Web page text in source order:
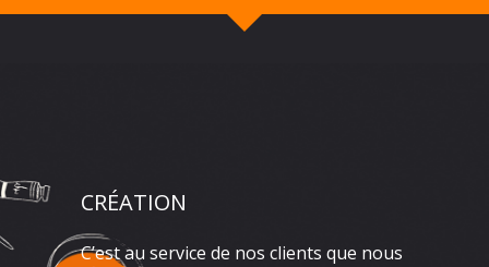
CRÉATION
C’est au service de nos clients que nous